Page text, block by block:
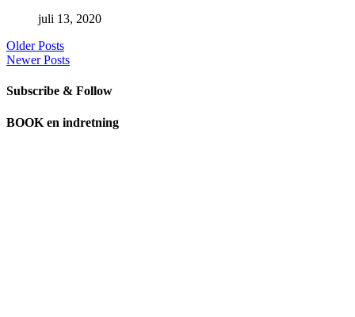
juli 13, 2020
Older Posts
Newer Posts
Subscribe & Follow
BOOK en indretning